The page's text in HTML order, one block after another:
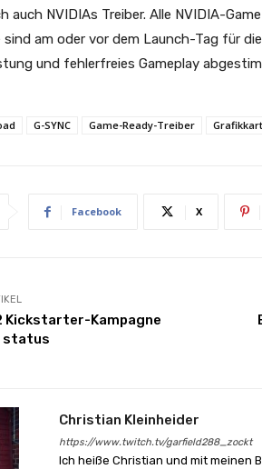
auch NVIDIAs Treiber. Alle NVIDIA-
sind am oder vor dem Launch-Tag für
und fehlerfreies Gameplay
G-SYNC Game-Ready-Treiber
Facebook X
2 Kickstarter-Kampagne
status
Christian Kleinheider
https://www.twitch.tv/garfield288_zockt
Ich heiße Christian und mit meinen